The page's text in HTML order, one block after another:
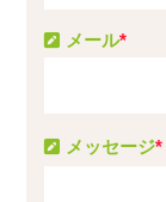
メッセージ*
メール*